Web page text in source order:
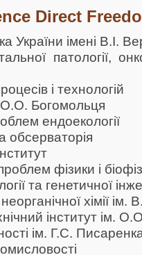
Direct
України імені В.І.
патології,
і технологій
О.О. Богомольця
ендоекологiї
обсерваторія
фізики і
та генетичної
хімії ім.
інститут ім.
ім. Г.С.